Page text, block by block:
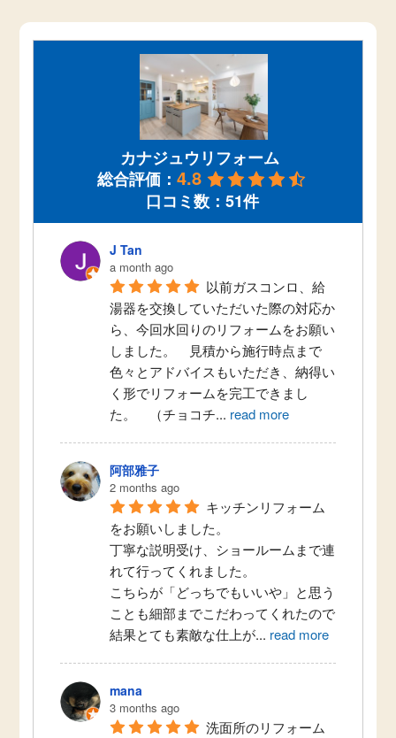
カナジュウリフォーム
総合評価： 4.8
口コミ数：51件
J Tan
a month ago
以前ガスコンロ、給
湯器を交換していただいた際の対応か
ら、今回水回りのリフォームをお願い
しました。　見積から施行時点まで
色々とアドバイスもいただき、納得い
く形でリフォームを完工できまし
た。　（チョコチ... read more
阿部雅子
2 months ago
キッチンリフォーム
をお願いしました。
丁寧な説明受け、ショールームまで連
れて行ってくれました。
こちらが「どっちでもいいや」と思う
ことも細部までこだわってくれたので
結果とても素敵な仕上が... read more
mana
3 months ago
洗面所のリフォーム